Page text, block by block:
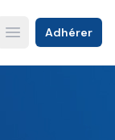
Open main menu
Adhérer